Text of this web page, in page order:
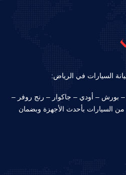
السيارات في الرياض:
بورش – أودي – جاكوار – رنج روفر –
السيارات بأحدث الأجهزة وبضمان